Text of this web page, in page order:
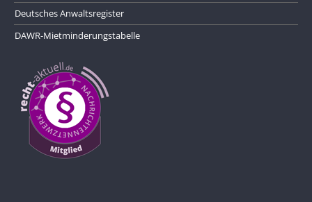
Deutsches Anwaltsregister
DAWR-Mietminderungstabelle